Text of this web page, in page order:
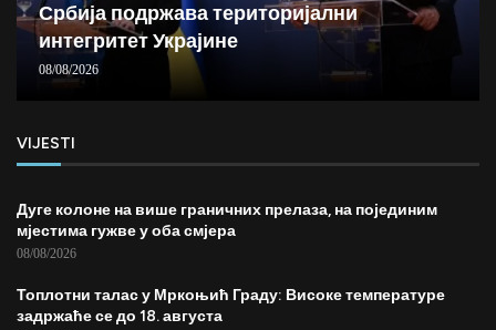
Србија подржава територијални
интегритет Украјине
08/08/2026
VIJESTI
Дуге колоне на више граничних прелаза, на појединим
мјестима гужве у оба смјера
08/08/2026
Топлотни талас у Мркоњић Граду: Високе температуре
задржаће се до 18. августа